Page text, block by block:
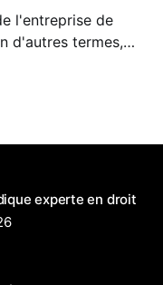
l'entreprise de
d'autres termes,
experte en droit